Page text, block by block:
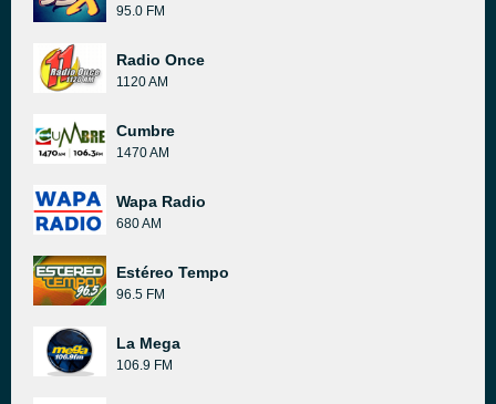
95.0 FM
Radio Once
1120 AM
Cumbre
1470 AM
Wapa Radio
680 AM
Estéreo Tempo
96.5 FM
La Mega
106.9 FM